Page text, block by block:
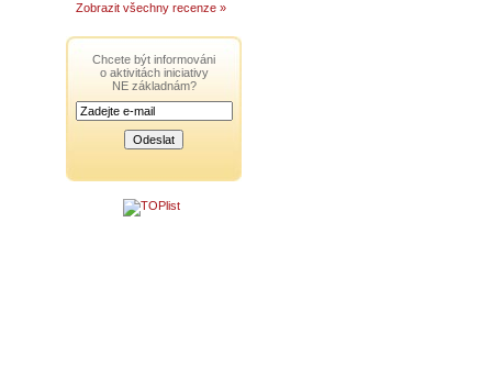
Zobrazit všechny recenze »
Chcete být informováni
o aktivitách iniciativy
NE základnám?